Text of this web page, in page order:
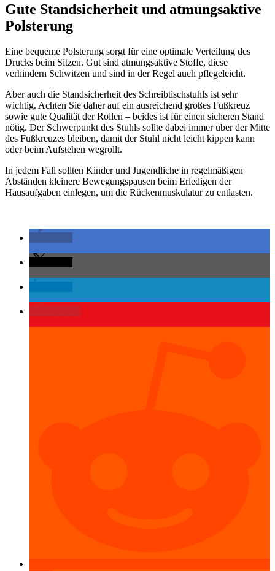
Gute Standsicherheit und atmungsaktive
Polsterung
Eine bequeme Polsterung sorgt für eine optimale Verteilung des
Drucks beim Sitzen. Gut sind atmungsaktive Stoffe, diese
verhindern Schwitzen und sind in der Regel auch pflegeleicht.
Aber auch die Standsicherheit des Schreibtischstuhls ist sehr
wichtig. Achten Sie daher auf ein ausreichend großes Fußkreuz
sowie gute Qualität der Rollen – beides ist für einen sicheren Stand
nötig. Der Schwerpunkt des Stuhls sollte dabei immer über der Mitte
des Fußkreuzes bleiben, damit der Stuhl nicht leicht kippen kann
oder beim Aufstehen wegrollt.
In jedem Fall sollten Kinder und Jugendliche in regelmäßigen
Abständen kleinere Bewegungspausen beim Erledigen der
Hausaufgaben einlegen, um die Rückenmuskulatur zu entlasten.